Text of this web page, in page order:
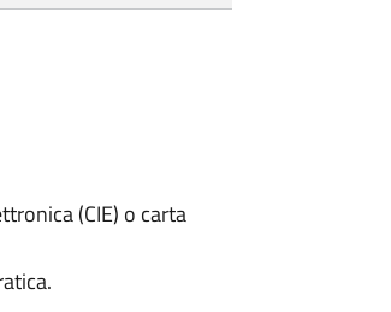
(CIE) o carta